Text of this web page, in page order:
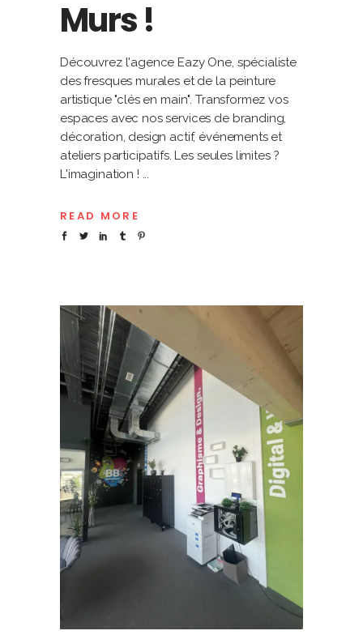
Murs !
Découvrez l'agence Eazy One, spécialiste
des fresques murales et de la peinture
artistique "clés en main". Transformez vos
espaces avec nos services de branding,
décoration, design actif, événements et
ateliers participatifs. Les seules limites ?
L'imagination !
READ MORE